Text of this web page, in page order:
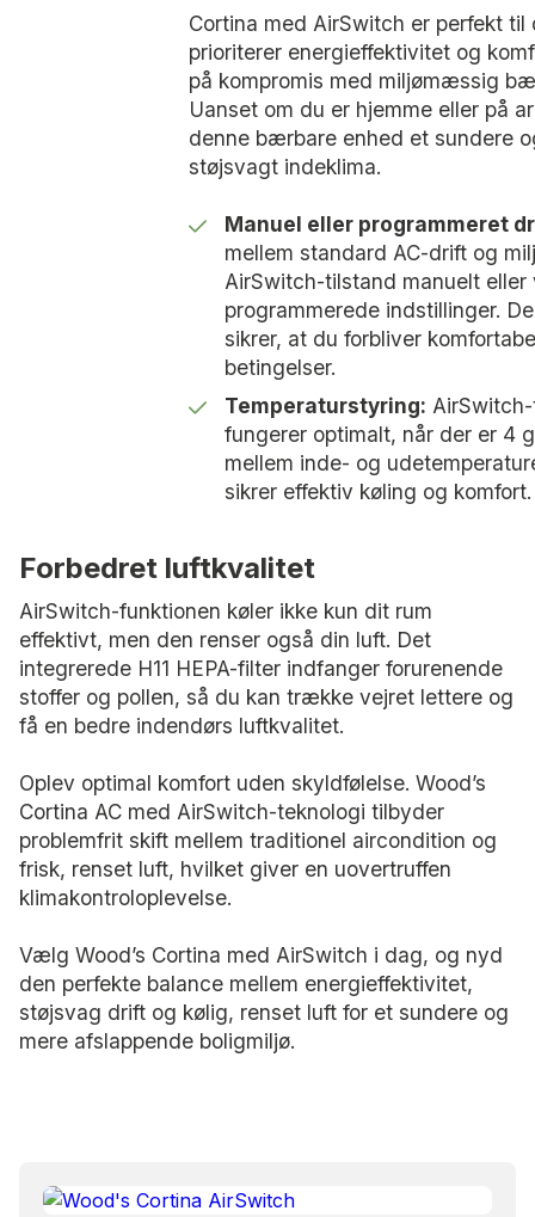
Cortina med AirSwitch er perfekt til
prioriterer energieffektivitet og
på kompromis med miljømæssig
Uanset om du er hjemme eller på
denne bærbare enhed et sundere
støjsvagt indeklima.
Manuel eller programmeret
mellem standard AC-drift og
AirSwitch-tilstand manuelt eller
programmerede indstillinger.
sikrer, at du forbliver
betingelser.
Temperaturstyring:
fungerer optimalt, når der er 4
mellem inde- og
sikrer effektiv køling og komfort.
Forbedret luftkvalitet
AirSwitch-funktionen køler ikke kun dit rum
effektivt, men den renser også din luft. Det
integrerede H11 HEPA-filter indfanger forurenende
stoffer og pollen, så du kan trække vejret lettere og
få en bedre indendørs luftkvalitet.
Oplev optimal komfort uden skyldfølelse. Wood’s
Cortina AC med AirSwitch-teknologi tilbyder
problemfrit skift mellem traditionel aircondition og
frisk, renset luft, hvilket giver en uovertruffen
klimakontroloplevelse.
Vælg Wood’s Cortina med AirSwitch i dag, og nyd
den perfekte balance mellem energieffektivitet,
støjsvag drift og kølig, renset luft for et sundere og
mere afslappende boligmiljø.